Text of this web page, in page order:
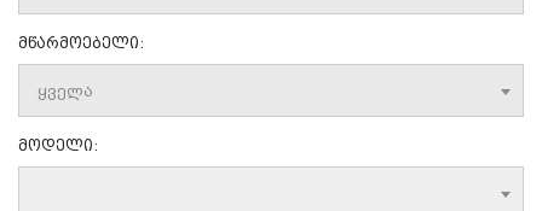
მწარმოებელი:
ყველა
მოდელი: